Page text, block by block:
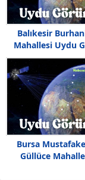
Balıkesir
Mahallesi Uydu
Bursa
Güllüce